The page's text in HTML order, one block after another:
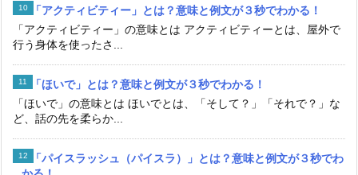
「アクティビティー」とは？意味と例文が３秒でわかる！
「アクティビティー」の意味とは アクティビティーとは、屋外で
行う身体を使ったさ...
「ほいで」とは？意味と例文が３秒でわかる！
「ほいで」の意味とは ほいでとは、「そして？」「それで？」な
ど、話の先を柔らか...
「パイスラッシュ（パイスラ）」とは？意味と例文が３秒でわ